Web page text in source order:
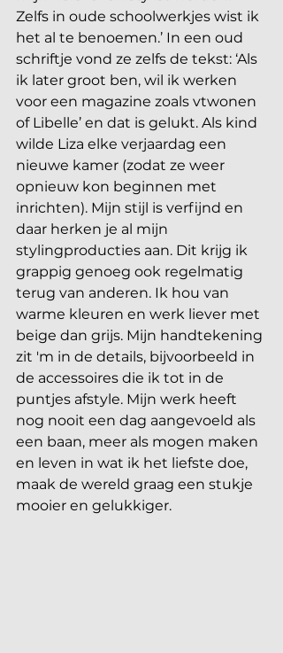
Zelfs in oude schoolwerkjes wist ik
het al te benoemen.’ In een oud
schriftje vond ze zelfs de tekst: ‘Als
ik later groot ben, wil ik werken
voor een magazine zoals vtwonen
of Libelle’ en dat is gelukt. Als kind
wilde Liza elke verjaardag een
nieuwe kamer (zodat ze weer
opnieuw kon beginnen met
inrichten). Mijn stijl is verfijnd en
daar herken je al mijn
stylingproducties aan. Dit krijg ik
grappig genoeg ook regelmatig
terug van anderen. Ik hou van
warme kleuren en werk liever met
beige dan grijs. Mijn handtekening
zit 'm in de details, bijvoorbeeld in
de accessoires die ik tot in de
puntjes afstyle. Mijn werk heeft
nog nooit een dag aangevoeld als
een baan, meer als mogen maken
en leven in wat ik het liefste doe,
maak de wereld graag een stukje
mooier en gelukkiger.